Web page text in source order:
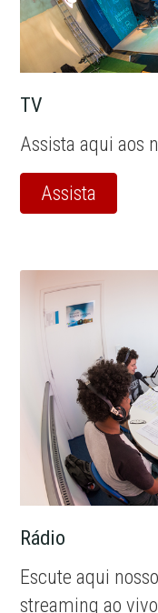
TV
Assista aqui aos
Assista
Rádio
Escute aqui
streaming ao